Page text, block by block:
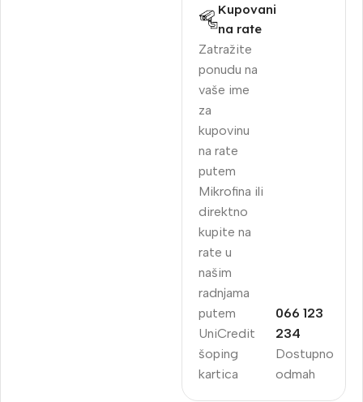
Kupovani
na rate
Zatražite
ponudu na
vaše ime
za
kupovinu
na rate
putem
Mikrofina ili
direktno
kupite na
rate u
našim
radnjama
putem
UniCredit
šoping
kartica
Dostupno
odmah
066 123
234